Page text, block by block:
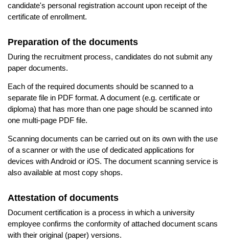
candidate's personal registration account upon receipt of the
certificate of enrollment.
Preparation of the documents
During the recruitment process, candidates do not submit any
paper documents.
Each of the required documents should be scanned to a
separate file in PDF format. A document (e.g. certificate or
diploma) that has more than one page should be scanned into
one multi-page PDF file.
Scanning documents can be carried out on its own with the use
of a scanner or with the use of dedicated applications for
devices with Android or iOS. The document scanning service is
also available at most copy shops.
Attestation of documents
Document certification is a process in which a university
employee confirms the conformity of attached document scans
with their original (paper) versions.